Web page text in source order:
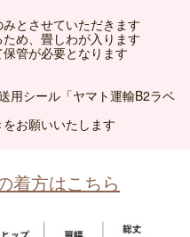
とさせていただきます
め、畳しわが入ります
管が必要となります
用シール「ヤマト運輸B2ラベ
お願いいたします
着方はこちら